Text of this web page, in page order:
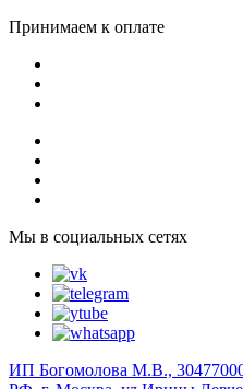
Принимаем к оплате
Мы в социальных сетях
ИП Богомолова М.В.,